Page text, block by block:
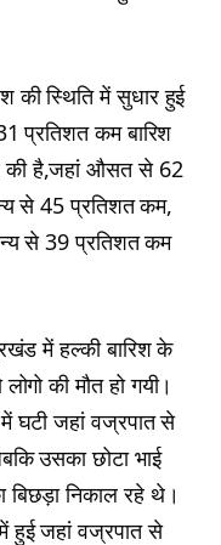
की स्थिति में सुधार हुई
प्रतिशत कम बारिश
की है,जहां औसत से 62
से 45 प्रतिशत कम,
से 39 प्रतिशत कम
में हल्की बारिश के
की मौत हो गयी।
घटी जहां वज्रपात से
उसका छोटा भाई
बिछड़ा निकाल रहे थे।
हुई जहां वज्रपात से